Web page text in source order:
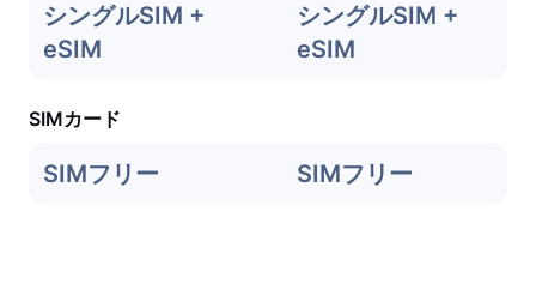
シングルSIM +
eSIM
シングルSIM +
eSIM
SIMカード
SIMフリー SIMフリー